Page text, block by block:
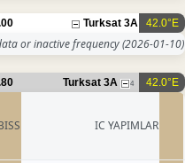
42.0°E
Turksat 3A
or inactive frequency(2026-01-10)
42.0°E
Turksat 3A 4
IC YAPIMLAR